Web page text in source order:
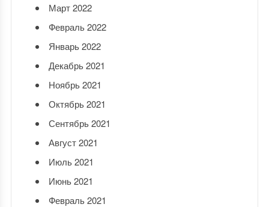
Март 2022
Февраль 2022
Январь 2022
Декабрь 2021
Ноябрь 2021
Октябрь 2021
Сентябрь 2021
Август 2021
Июль 2021
Июнь 2021
Февраль 2021